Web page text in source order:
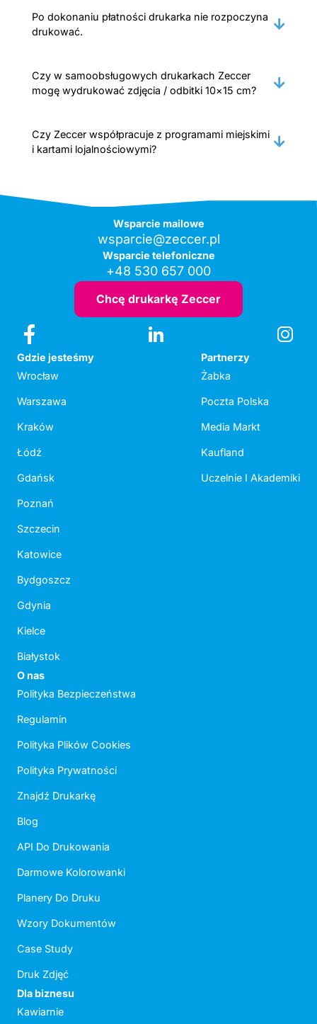
Po dokonaniu płatności drukarka nie rozpoczyna
drukować.
Czy w samoobsługowych drukarkach Zeccer
mogę wydrukować zdjęcia / odbitki 10×15 cm?
Czy Zeccer współpracuje z programami miejskimi
i kartami lojalnościowymi?
Wsparcie mailowe
wsparcie@zeccer.pl
Wsparcie telefoniczne
+48 530 657 000
Chcę drukarkę Zeccer
Gdzie jesteśmy
Wrocław
Warszawa
Kraków
Łódź
Gdańsk
Poznań
Szczecin
Katowice
Bydgoszcz
Gdynia
Kielce
Białystok
Partnerzy
Żabka
Poczta Polska
Media Markt
Kaufland
Uczelnie I Akademiki
O nas
Polityka Bezpieczeństwa
Regulamin
Polityka Plików Cookies
Polityka Prywatności
Znajdź Drukarkę
Blog
API Do Drukowania
Darmowe Kolorowanki
Planery Do Druku
Wzory Dokumentów
Case Study
Druk Zdjęć
Dla biznesu
Kawiarnie